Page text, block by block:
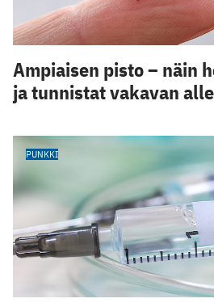
Ampiaisen pisto – näin
ja tunnistat vakavan
PUNKKI